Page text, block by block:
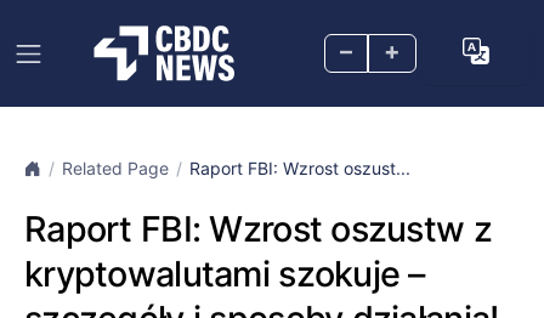
– +
Related Page Raport FBI: Wzrost oszust...
Raport FBI: Wzrost oszustw z
kryptowalutami szokuje –